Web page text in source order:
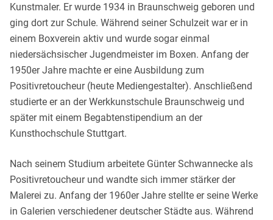
Kunstmaler. Er wurde 1934 in Braunschweig geboren und
ging dort zur Schule. Während seiner Schulzeit war er in
einem Boxverein aktiv und wurde sogar einmal
niedersächsischer Jugendmeister im Boxen. Anfang der
1950er Jahre machte er eine Ausbildung zum
Positivretoucheur (heute Mediengestalter). Anschließend
studierte er an der Werkkunstschule Braunschweig und
später mit einem Begabtenstipendium an der
Kunsthochschule Stuttgart.
Nach seinem Studium arbeitete Günter Schwannecke als
Positivretoucheur und wandte sich immer stärker der
Malerei zu. Anfang der 1960er Jahre stellte er seine Werke
in Galerien verschiedener deutscher Städte aus. Während